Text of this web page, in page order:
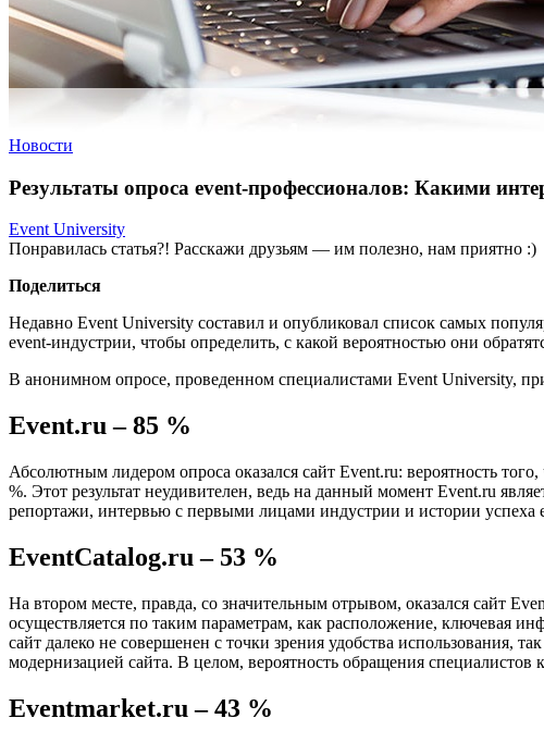
Новости
Результаты опроса event-профессионалов: Какими
Event University
Понравилась статья?! Расскажи друзьям — им полезно, нам приятно :)
Поделиться
Недавно Event University составил и опубликовал список самых
event-индустрии, чтобы определить, с какой вероятностью они
В анонимном опросе, проведенном специалистами Event University,
Event.ru – 85 %
Абсолютным лидером опроса оказался сайт Event.ru: вероятность
%. Этот результат неудивителен, ведь на данный момент Event.ru
репортажи, интервью с первыми лицами индустрии и истории успеха
EventCatalog.ru – 53 %
На втором месте, правда, со значительным отрывом, оказался сайт
осуществляется по таким параметрам, как расположение, ключевая
сайт далеко не совершенен с точки зрения удобства использования,
модернизацией сайта. В целом, вероятность обращения специалистов
Eventmarket.ru – 43 %